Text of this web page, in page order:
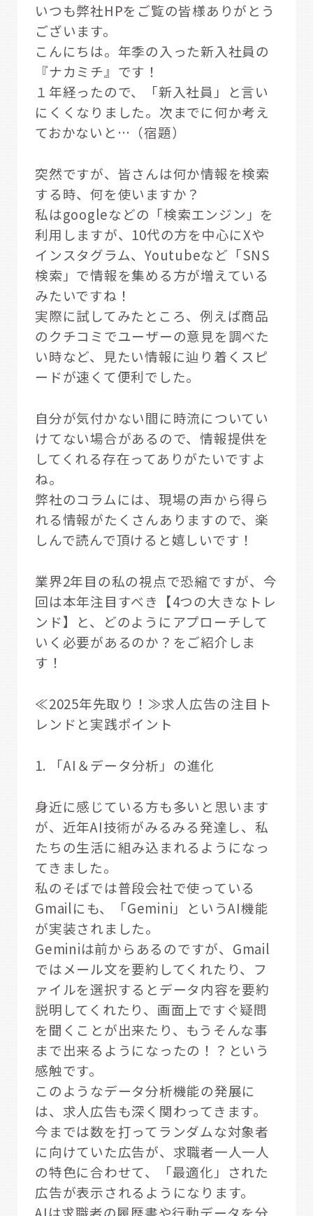
いつも弊社HPをご覧の皆様ありがとう
ございます。
こんにちは。年季の入った新入社員の
『ナカミチ』です！
１年経ったので、「新入社員」と言い
にくくなりました。次までに何か考え
ておかないと…（宿題）
突然ですが、皆さんは何か情報を検索
する時、何を使いますか？
私はgoogleなどの「検索エンジン」を
利用しますが、10代の方を中心にXや
インスタグラム、Youtubeなど「SNS
検索」で情報を集める方が増えている
みたいですね！
実際に試してみたところ、例えば商品
のクチコミでユーザーの意見を調べた
い時など、見たい情報に辿り着くスピ
ードが速くて便利でした。
自分が気付かない間に時流についてい
けてない場合があるので、情報提供を
してくれる存在ってありがたいですよ
ね。
弊社のコラムには、現場の声から得ら
れる情報がたくさんありますので、楽
しんで読んで頂けると嬉しいです！
業界2年目の私の視点で恐縮ですが、今
回は本年注目すべき【4つの大きなトレ
ンド】と、どのようにアプローチして
いく必要があるのか？をご紹介しま
す！
≪2025年先取り！≫求人広告の注目ト
レンドと実践ポイント
1. 「AI＆データ分析」の進化
身近に感じている方も多いと思います
が、近年AI技術がみるみる発達し、私
たちの生活に組み込まれるようになっ
てきました。
私のそばでは普段会社で使っている
Gmailにも、「Gemini」というAI機能
が実装されました。
Geminiは前からあるのですが、Gmail
ではメール文を要約してくれたり、フ
ァイルを選択するとデータ内容を要約
説明してくれたり、画面上ですぐ疑問
を聞くことが出来たり、もうそんな事
まで出来るようになったの！？という
感触です。
このようなデータ分析機能の発展に
は、求人広告も深く関わってきます。
今までは数を打ってランダムな対象者
に向けていた広告が、求職者一人一人
の特色に合わせて、「最適化」された
広告が表示されるようになります。
AIは求職者の履歴書や行動データを分